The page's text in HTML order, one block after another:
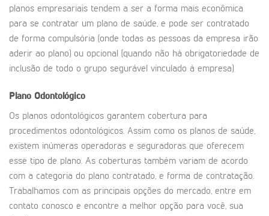
planos empresariais tendem a ser a forma mais econômica
para se contratar um plano de saúde, e pode ser contratado
de forma compulsória (onde todas as pessoas da empresa irão
aderir ao plano) ou opcional (quando não há obrigatoriedade de
inclusão de todo o grupo segurável vinculado à empresa)
Plano Odontológico
Os planos odontológicos garantem cobertura para
procedimentos odontológicos. Assim como os planos de saúde,
existem inúmeras operadoras e seguradoras que oferecem
esse tipo de plano. As coberturas também variam de acordo
com a categoria do plano contratado, e forma de contratação.
Trabalhamos com as principais opções do mercado, entre em
contato conosco e encontre a melhor opção para você, sua